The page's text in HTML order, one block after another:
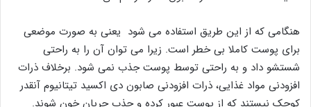
هنگامی که از این طریق استفاده می شود یعنی به صورت موضعی
برای پوست کاملا بی خطر است. زیرا می توان آن را به راحتی
شستشو داد و به راحتی توسط پوست جذب نمی شود. برخلاف ذرات
افزودنی مواد غذایی، ذرات افزودنی صابون دی اکسید تیتانیوم آنقدر
کوچک نیستند که از پوست عبور کرده و جذب جریان خون شوند.